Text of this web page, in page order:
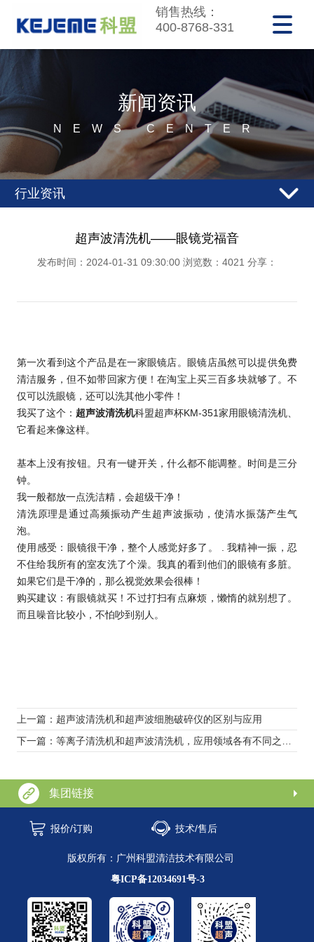
销售热线：
400-8768-331
新闻资讯
NEWS CENTER
行业资讯
超声波清洗机——眼镜党福音
发布时间：2024-01-31 09:30:00 浏览数：4021 分享：
第一次看到这个产品是在一家眼镜店。眼镜店虽然可以提供免费
清洁服务，但不如带回家方便！在淘宝上买三百多块就够了。不
仅可以洗眼镜，还可以洗其他小零件！
我买了这个： 超声波清洗机科盟超声杯KM-351家用眼镜清洗机、
它看起来像这样。
基本上没有按钮。只有一键开关，什么都不能调整。时间是三分
钟。
我一般都放一点洗洁精，会超级干净！
清洗原理是通过高频振动产生超声波振动，使清水振荡产生气
泡。
使用感受：眼镜很干净，整个人感觉好多了。 . 我精神一振，忍
不住给我所有的室友洗了个澡。我真的看到他们的眼镜有多脏。
如果它们是干净的，那么视觉效果会很棒！
购买建议：有眼镜就买！不过打扫有点麻烦，懒惰的就别想了。
而且噪音比较小，不怕吵到别人。
上一篇：超声波清洗机和超声波细胞破碎仪的区别与应用
集团链接
报价/订购 技术/售后
版权所有：广州科盟清洁技术有限公司
粤ICP备12034691号-3